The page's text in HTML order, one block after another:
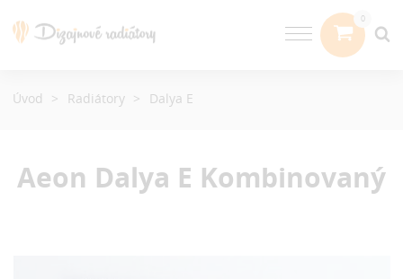
Aeon Dalya E Kombinovaný
Úvod Radiátory Dalya E